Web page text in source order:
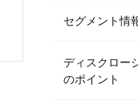
セグメント情
ディスクロー
のポイント